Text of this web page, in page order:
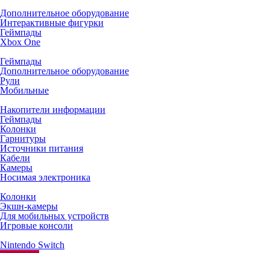
Дополнительное оборудование
Интерактивные фигурки
Геймпады
Xbox One
Геймпады
Дополнительное оборудование
Рули
Мобильные
Накопители информации
Геймпады
Колонки
Гарнитуры
Источники питания
Кабели
Камеры
Носимая электроника
Колонки
Экшн-камеры
Для мобильных устройств
Игровые консоли
Nintendo Switch